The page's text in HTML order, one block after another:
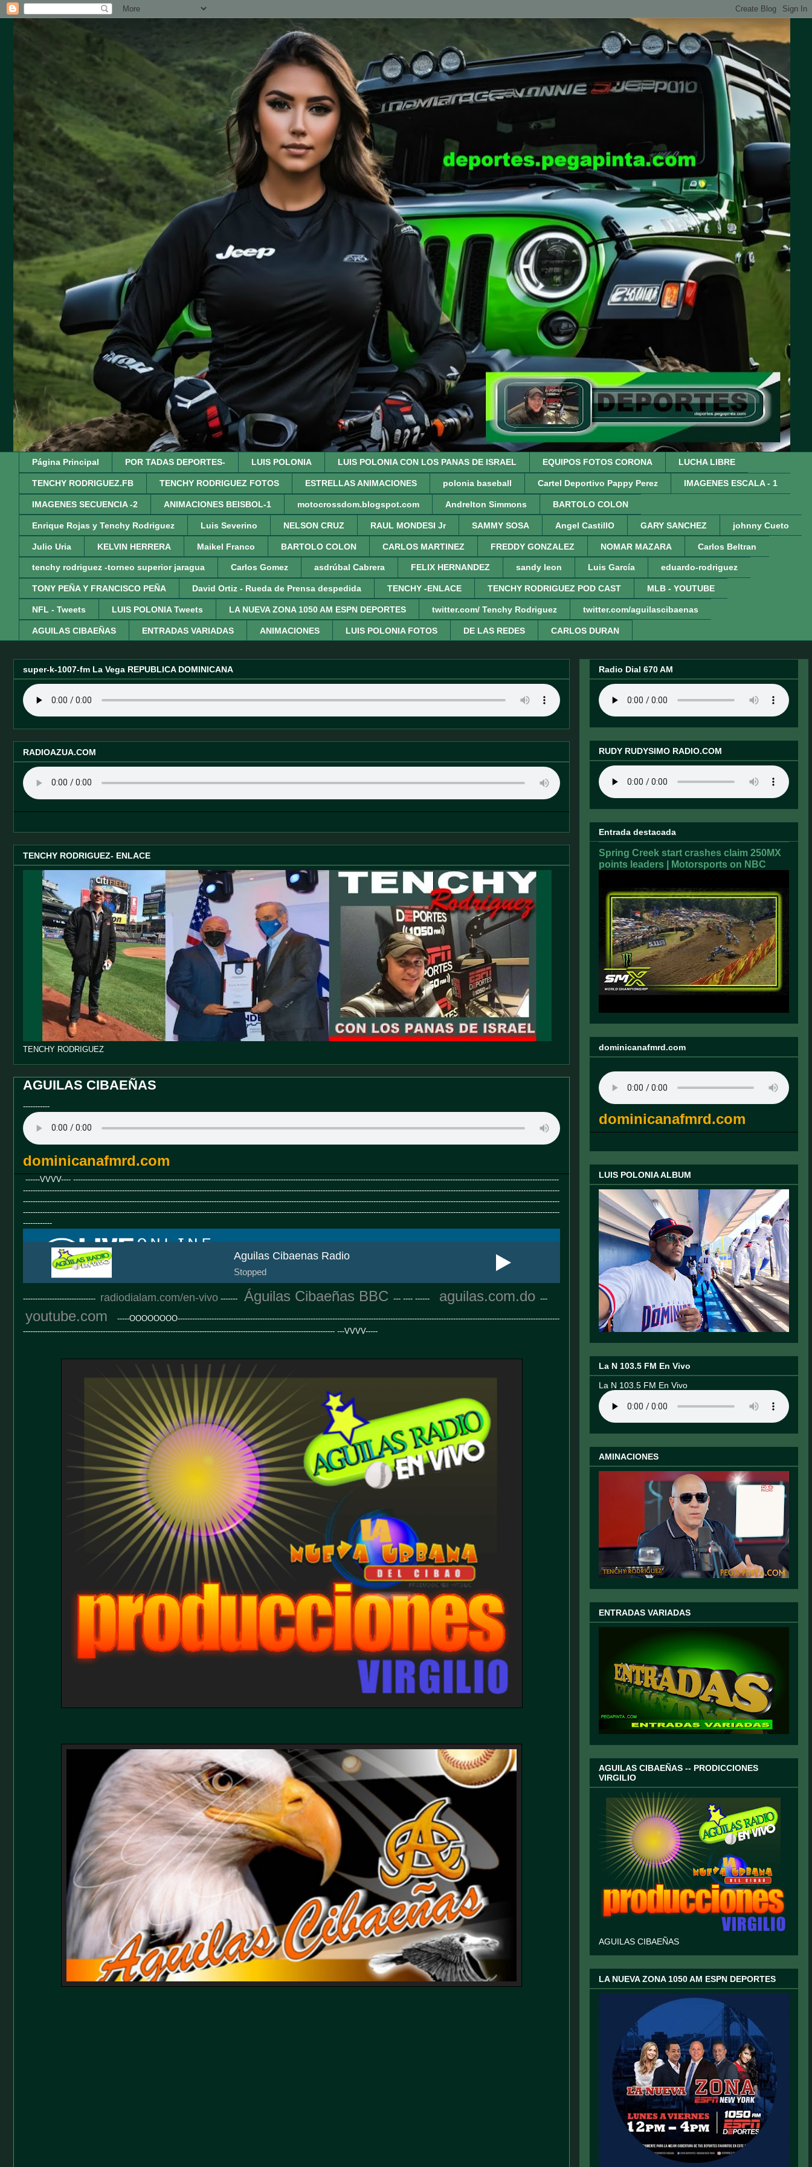
Página Principal POR TADAS DEPORTES- LUIS POLONIA LUIS POLONIA CON LOS PANAS DE ISRAEL EQUIPOS FOTOS CORONA LUCHA LIBRE
TENCHY RODRIGUEZ.FB TENCHY RODRIGUEZ FOTOS ESTRELLAS ANIMACIONES polonia baseball Cartel Deportivo Pappy Perez IMAGENES ESCALA - 1
IMAGENES SECUENCIA -2 ANIMACIONES BEISBOL-1 motocrossdom.blogspot.com Andrelton Simmons BARTOLO COLON
Enrique Rojas y Tenchy Rodriguez Luis Severino NELSON CRUZ RAUL MONDESI Jr SAMMY SOSA Angel CastillO GARY SANCHEZ johnny Cueto
Julio Uria KELVIN HERRERA Maikel Franco BARTOLO COLON CARLOS MARTINEZ FREDDY GONZALEZ NOMAR MAZARA Carlos Beltran
tenchy rodriguez -torneo superior jaragua Carlos Gomez asdrúbal Cabrera FELIX HERNANDEZ sandy leon Luis García eduardo-rodriguez
TONY PEÑA Y FRANCISCO PEÑA David Ortiz - Rueda de Prensa despedida TENCHY -ENLACE TENCHY RODRIGUEZ POD CAST MLB - YOUTUBE
NFL - Tweets LUIS POLONIA Tweets LA NUEVA ZONA 1050 AM ESPN DEPORTES twitter.com/ Tenchy Rodriguez twitter.com/aguilascibaenas
AGUILAS CIBAEÑAS ENTRADAS VARIADAS ANIMACIONES LUIS POLONIA FOTOS DE LAS REDES CARLOS DURAN
super-k-1007-fm La Vega REPUBLICA DOMINICANA
RADIOAZUA.COM
TENCHY RODRIGUEZ- ENLACE
TENCHY RODRIGUEZ
AGUILAS CIBAEÑAS
-----------
dominicanafmrd.com
------VVVV---- ---------------------------------------------------------------------------------------------------------------------------------------------------------------------------------------------------------
------------------------------------------------------------------------------------------------------------------------------------------------------------------------------------------------------------------------------
------------------------------------------------------------------------------------------------------------------------------------------------------------------------------------------------------------------------------
------------------------------------------------------------------------------------------------------------------------------------------------------------------------------------------------------------------------------
------------
------------------------------ radiodialam.com/en-vivo ------- Águilas Cibaeñas BBC --- ---- ------ aguilas.com.do ---
youtube.com -----OOOOOOOO--------------------------------------------------------------------------------------------------------------------------------------------------------------
--------------------------------------------------------------------------------------------------------------------------------- ---VVVV-----
Radio Dial 670 AM
RUDY RUDYSIMO RADIO.COM
Entrada destacada
Spring Creek start crashes claim 250MX
points leaders | Motorsports on NBC
dominicanafmrd.com
dominicanafmrd.com
LUIS POLONIA ALBUM
La N 103.5 FM En Vivo
La N 103.5 FM En Vivo
AMINACIONES
ENTRADAS VARIADAS
AGUILAS CIBAEÑAS -- PRODICCIONES
VIRGILIO
AGUILAS CIBAEÑAS
LA NUEVA ZONA 1050 AM ESPN DEPORTES